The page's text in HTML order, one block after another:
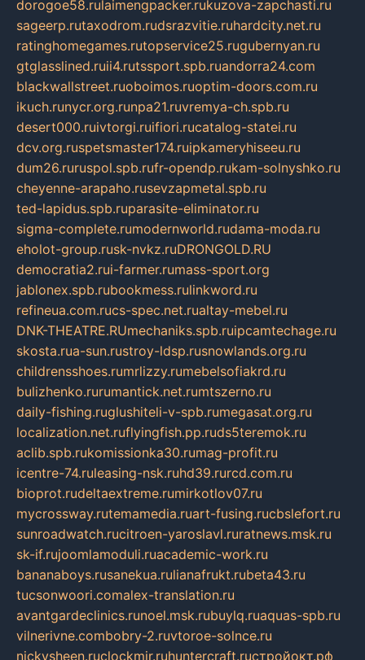
dorogoe58.rulaimengpacker.rukuzova-zapchasti.ru
sageerp.rutaxodrom.rudsrazvitie.ruhardcity.net.ru
ratinghomegames.rutopservice25.rugubernyan.ru
gtglasslined.ruii4.rutssport.spb.ruandorra24.com
blackwallstreet.ruoboimos.ruoptim-doors.com.ru
ikuch.runycr.org.runpa21.ruvremya-ch.spb.ru
desert000.ruivtorgi.ruifiori.rucatalog-statei.ru
dcv.org.ruspetsmaster174.ruipkameryhiseeu.ru
dum26.ruruspol.spb.rufr-opendp.rukam-solnyshko.ru
cheyenne-arapaho.rusevzapmetal.spb.ru
ted-lapidus.spb.ruparasite-eliminator.ru
sigma-complete.rumodernworld.rudama-moda.ru
eholot-group.rusk-nvkz.ruDRONGOLD.RU
democratia2.rui-farmer.rumass-sport.org
jablonex.spb.rubookmess.rulinkword.ru
refineua.com.rucs-spec.net.rualtay-mebel.ru
DNK-THEATRE.RUmechaniks.spb.ruipcamtechage.ru
skosta.rua-sun.rustroy-ldsp.rusnowlands.org.ru
childrensshoes.rumrlizzy.rumebelsofiakrd.ru
bulizhenko.rurumantick.net.rumtszerno.ru
daily-fishing.ruglushiteli-v-spb.rumegasat.org.ru
localization.net.ruflyingfish.pp.ruds5teremok.ru
aclib.spb.rukomissionka30.rumag-profit.ru
icentre-74.ruleasing-nsk.ruhd39.rurcd.com.ru
bioprot.rudeltaextreme.rumirkotlov07.ru
mycrossway.rutemamedia.ruart-fusing.rucbslefort.ru
sunroadwatch.rucitroen-yaroslavl.ruratnews.msk.ru
sk-if.rujoomlamoduli.ruacademic-work.ru
bananaboys.rusanekua.rulianafrukt.rubeta43.ru
tucsonwoori.comalex-translation.ru
avantgardeclinics.runoel.msk.rubuylq.ruaquas-spb.ru
vilnerivne.combobry-2.ruvtoroe-solnce.ru
nickysheen.ruclockmir.ruhuntercraft.ruстройокт.рф